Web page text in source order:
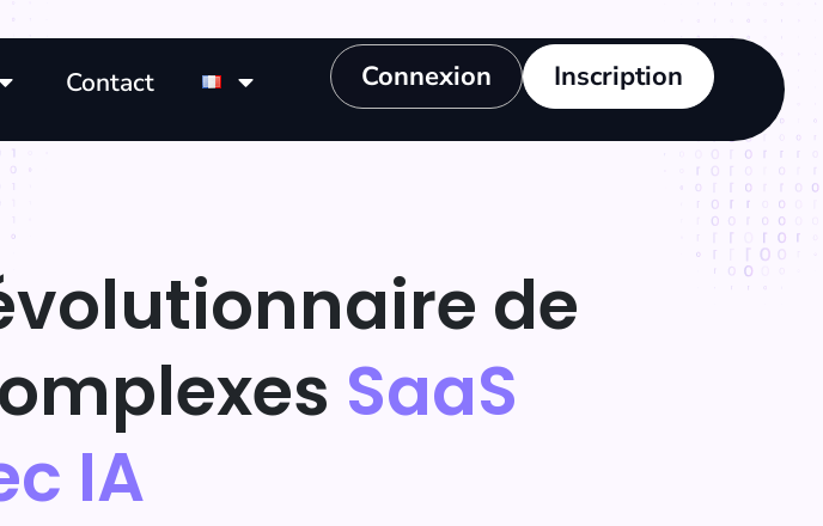
Contact Connexion Inscription
de
SaaS
IA